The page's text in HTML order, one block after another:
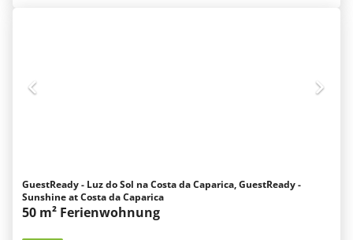
GuestReady - Luz do Sol na Costa da Caparica, GuestReady -
Sunshine at Costa da Caparica
50 m² Ferienwohnung